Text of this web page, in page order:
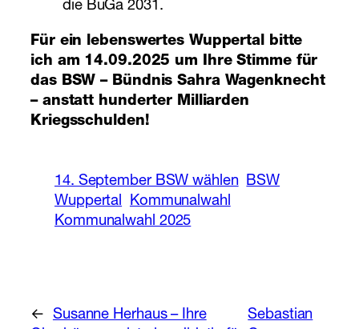
die BuGa 2031.
Für ein lebenswertes Wuppertal bitte
ich am 14.09.2025 um Ihre Stimme für
das BSW – Bündnis Sahra Wagenknecht
– anstatt hunderter Milliarden
Kriegsschulden!
14. September BSW wählen
BSW
Wuppertal
Kommunalwahl
Kommunalwahl 2025
←
Susanne Herhaus – Ihre
Sebastian